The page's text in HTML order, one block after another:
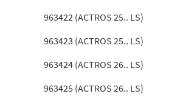
963422 (ACTROS 25.. LS)
963423 (ACTROS 25.. LS)
963424 (ACTROS 26.. LS)
963425 (ACTROS 26.. LS)